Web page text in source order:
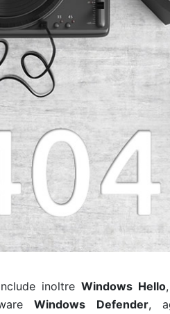
inoltre Windows Hello,
Windows Defender,